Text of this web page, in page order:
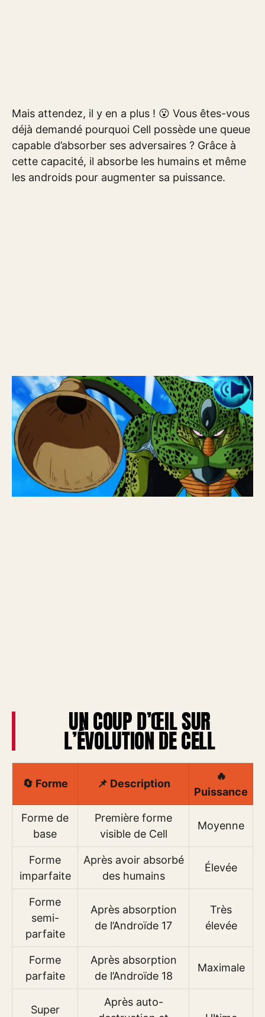
Mais attendez, il y en a plus ! 😮 Vous êtes-vous
déjà demandé pourquoi Cell possède une queue
capable d’absorber ses adversaires ? Grâce à
cette capacité, il absorbe les humains et même
les androids pour augmenter sa puissance.
UN COUP D’ŒIL SUR
L’ÉVOLUTION DE CELL
🔄 Forme 📌 Description
🔥
Puissance
Forme de
base
Première forme
visible de Cell
Moyenne
Forme
imparfaite
Après avoir absorbé
des humains
Élevée
Forme
semi-
parfaite
Après absorption
de l’Androïde 17
Très
élevée
Forme
parfaite
Après absorption
de l’Androïde 18
Maximale
Super
Après auto-